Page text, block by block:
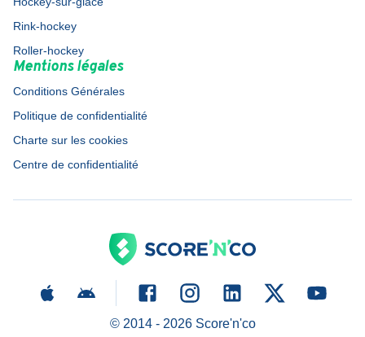
Rink-hockey
Roller-hockey
Mentions légales
Conditions Générales
Politique de confidentialité
Charte sur les cookies
Centre de confidentialité
© 2014 - 2026Score'n'co